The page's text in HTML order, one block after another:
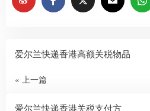
爱尔兰快递香港高额关税物品
« 上一篇
爱尔兰快递香港关税支付方